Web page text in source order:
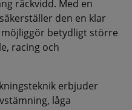
räckvidd. Med en
den en klar
betydligt större
racing och
erbjuder
låga